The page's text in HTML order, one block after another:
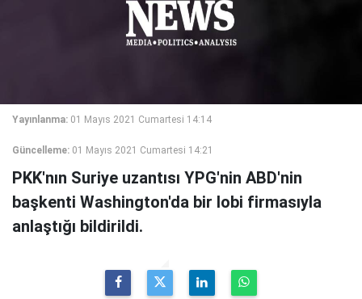
Yayınlanma: 01 Mayıs 2021 Cumartesi 14:14
Güncelleme: 01 Mayıs 2021 Cumartesi 14:21
PKK'nın Suriye uzantısı YPG'nin ABD'nin
başkenti Washington'da bir lobi firmasıyla
anlaştığı bildirildi.